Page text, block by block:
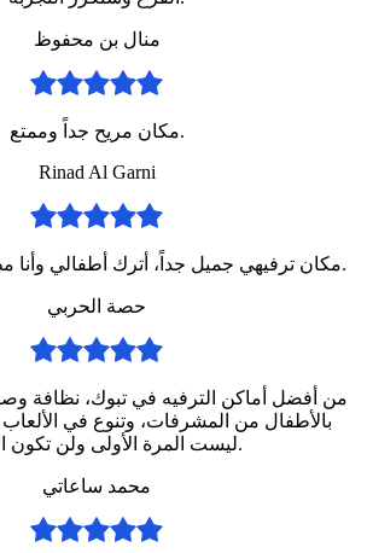
منال بن محفوظ
مكان مريح جداً وممتع.
Rinad Al Garni
مكان ترفيهي جميل جداً، أترك أطفالي وأنا مطمئنة، المكان يجنن.
حصة الحربي
من أفضل أماكن الترفيه في تبوك، نظافة
بالأطفال من المشرفات، وتنوع في
ليست المرة الأولى ولن تكون الأخيرة.
محمد ساعاتي